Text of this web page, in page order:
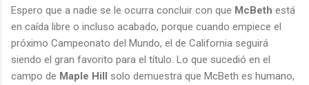
Espero que a nadie se le ocurra concluir con que McBeth está
en caída libre o incluso acabado, porque cuando empiece el
próximo Campeonato del Mundo, el de California seguirá
siendo el gran favorito para el título. Lo que sucedió en el
campo de Maple Hill solo demuestra que McBeth es humano,